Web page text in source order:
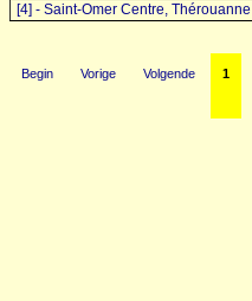
[4] - Saint-Omer Centre, Thérouanne
Begin Vorige Volgende 1